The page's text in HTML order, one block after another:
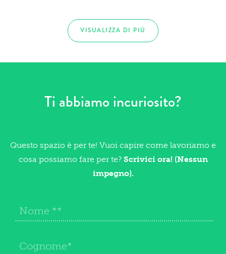
VISUALIZZA DI PIÙ
Ti abbiamo incuriosito?
Questo spazio è per te! Vuoi capire come lavoriamo e
cosa possiamo fare per te? Scrivici ora! (Nessun
impegno).